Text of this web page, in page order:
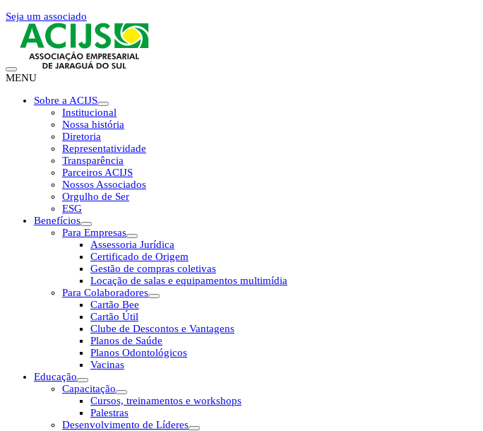
Seja um associado
MENU
Sobre a ACIJS
Institucional
Nossa história
Diretoria
Representatividade
Transparência
Parceiros ACIJS
Nossos Associados
Orgulho de Ser
ESG
Benefícios
Para Empresas
Assessoria Jurídica
Certificado de Origem
Gestão de compras coletivas
Locação de salas e equipamentos multimídia
Para Colaboradores
Cartão Bee
Cartão Útil
Clube de Descontos e Vantagens
Planos de Saúde
Planos Odontológicos
Vacinas
Educação
Capacitação
Cursos, treinamentos e workshops
Palestras
Desenvolvimento de Líderes